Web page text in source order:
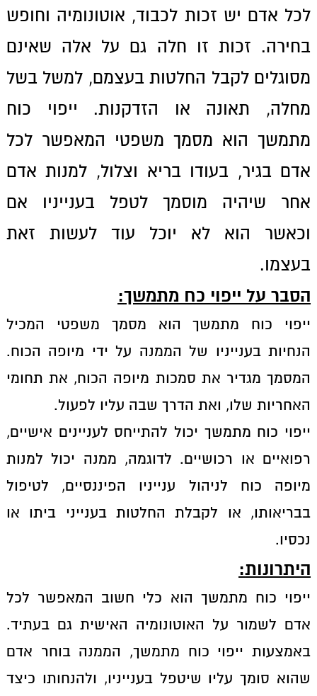
לכל אדם יש זכות לכבוד, אוטונומיה וחופש
בחירה. זכות זו חלה גם על אלה שאינם
מסוגלים לקבל החלטות בעצמם, למשל בשל
מחלה, תאונה או הזדקנות. ייפוי כוח
מתמשך הוא מסמך משפטי המאפשר לכל
אדם בגיר, בעודו בריא וצלול, למנות אדם
אחר שיהיה מוסמך לטפל בענייניו אם
וכאשר הוא לא יוכל עוד לעשות זאת
בעצמו.
הסבר על ייפוי כח מתמשך:
ייפוי כוח מתמשך הוא מסמך משפטי המכיל
הנחיות בענייניו של הממנה על ידי מיופה הכוח.
המסמך מגדיר את סמכות מיופה הכוח, את תחומי
האחריות שלו, ואת הדרך שבה עליו לפעול.
ייפוי כוח מתמשך יכול להתייחס לעניינים אישיים,
רפואיים או רכושיים. לדוגמה, ממנה יכול למנות
מיופה כוח לניהול ענייניו הפיננסיים, לטיפול
בבריאותו, או לקבלת החלטות בענייני ביתו או
נכסיו.
היתרונות:
ייפוי כוח מתמשך הוא כלי חשוב המאפשר לכל
אדם לשמור על האוטונומיה האישית גם בעתיד.
באמצעות ייפוי כוח מתמשך, הממנה בוחר אדם
שהוא סומך עליו שיטפל בענייניו, ולהנחותו כיצד